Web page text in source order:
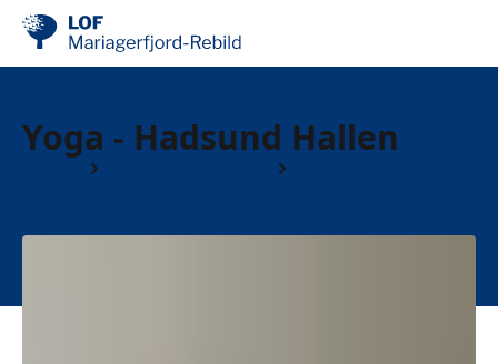
Yoga - Hadsund Hallen